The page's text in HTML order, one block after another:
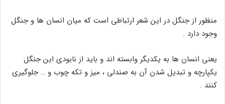
منظور از جنگل در این شعر ارتباطی است که میان انسان ها و جنگل
وجود دارد .
یعنی انسان ها به یکدیگر وابسته اند و باید از نابودی این جنگل
یکپارچه و تبدیل شدن آن به صندلی ، میز و تکه چوب و … جلوگیری
کنند .